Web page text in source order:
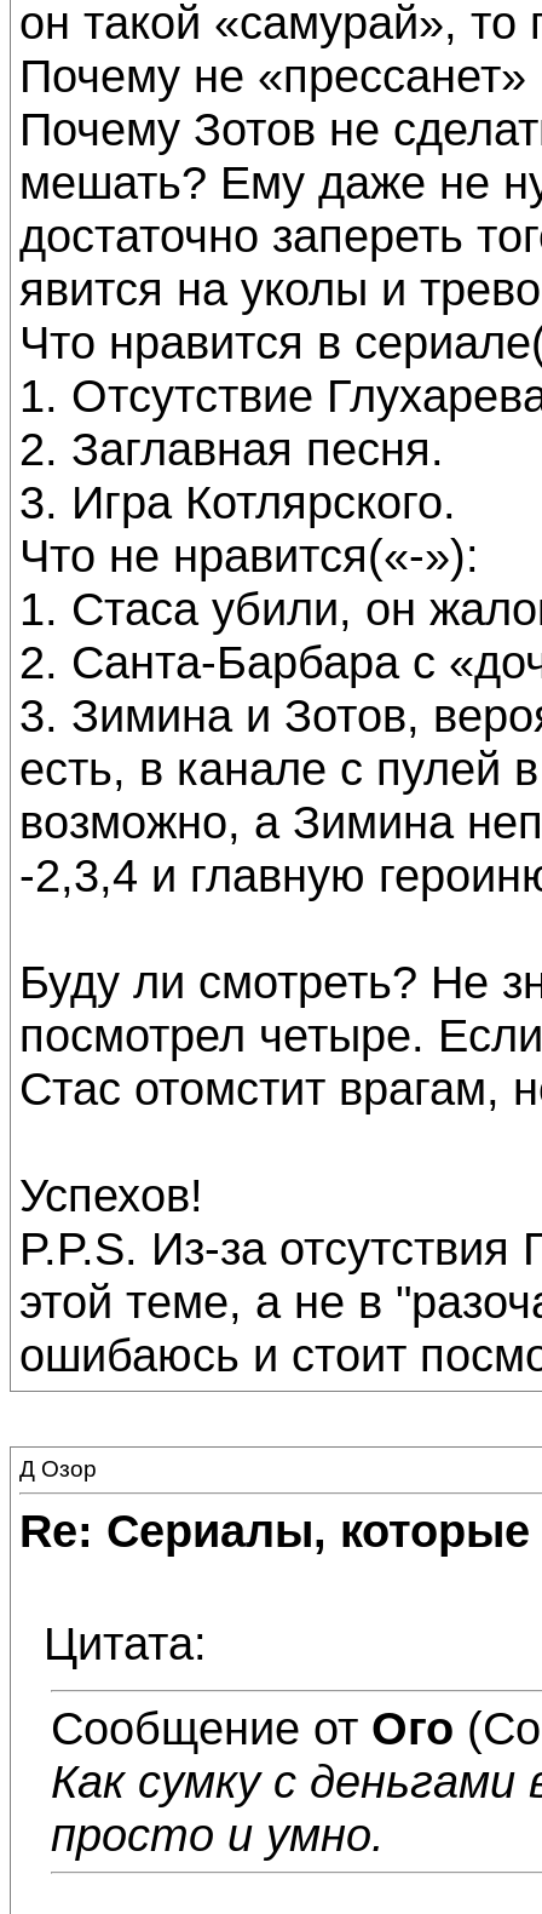
он такой «самурай», то
Почему не «прессанет»
Почему Зотов не
мешать? Ему даже не
достаточно запереть
явится на уколы и
Что нравится в
1. Отсутствие
2. Заглавная песня.
3. Игра Котлярского.
Что не нравится(«-»):
1. Стаса убили, он
2. Санта-Барбара с
3. Зимина и Зотов,
есть, в канале с пулей
возможно, а Зимина
-2,3,4 и главную
Буду ли смотреть? Не
посмотрел четыре.
Стас отомстит врагам,
Успехов!
P.P.S. Из-за
этой теме, а не в
ошибаюсь и стоит
Д Озор
Re: Сериалы,
Цитата:
Сообщение от Ого
Как сумку с деньгами
просто и умно.